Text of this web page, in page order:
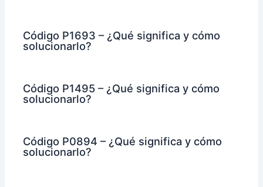
Código P1693 – ¿Qué significa y cómo
solucionarlo?
Código P1495 – ¿Qué significa y cómo
solucionarlo?
Código P0894 – ¿Qué significa y cómo
solucionarlo?